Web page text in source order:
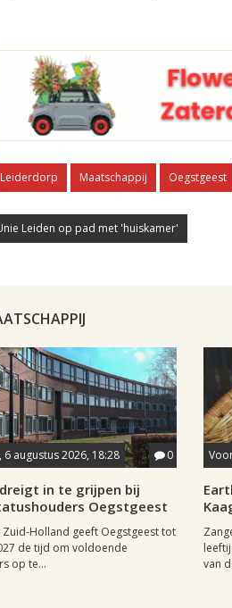
Leiderdorp Maatschappij Oegstgeest
Leiden op pad met 'huiskamer'
6 augustus 2026, 18:28 0
in te grijpen bij
Oegstgeest
Holland geeft Oegstgeest tot
de tijd om voldoende
op te...
van